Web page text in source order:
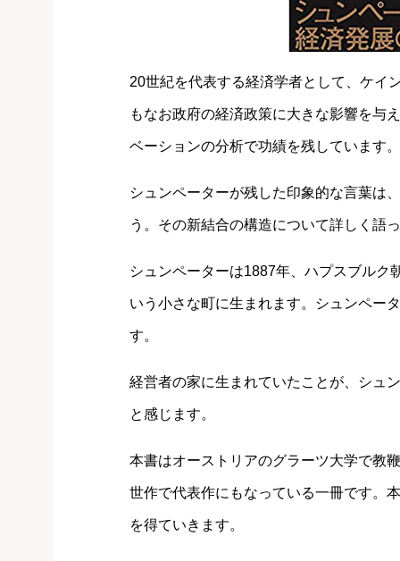
20世紀を代表する経済学者として、ケイ
もなお政府の経済政策に大きな影響を与
ベーションの分析で功績を残しています。
シュンペーターが残した印象的な言葉は
う。その新結合の構造について詳しく語
シュンペーターは1887年、ハプスブルク
いう小さな町に生まれます。シュンペー
す。
経営者の家に生まれていたことが、シュ
と感じます。
本書はオーストリアのグラーツ大学で教
世作で代表作にもなっている一冊です。
を得ていきます。